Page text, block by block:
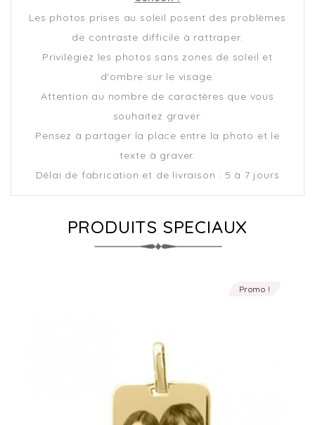
Les photos prises au soleil posent des problèmes
de contraste difficile à rattraper.
Privilégiez les photos sans zones de soleil et
d'ombre sur le visage.
Attention au nombre de caractères que vous
souhaitez graver.
Pensez à partager la place entre la photo et le
texte à graver.
Délai de fabrication et de livraison : 5 à 7 jours
PRODUITS SPECIAUX
Promo !